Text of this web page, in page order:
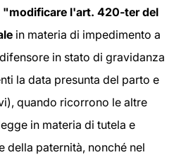
"modificare l'art. 420-terdel
in materia di impedimento a
in stato di gravidanza
la data presunta del parto e
quando ricorrono le altre
in materia di tutela e
della paternità, nonché nel